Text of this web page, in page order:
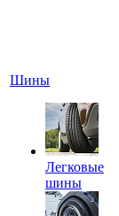
Шины
Легковые
шины